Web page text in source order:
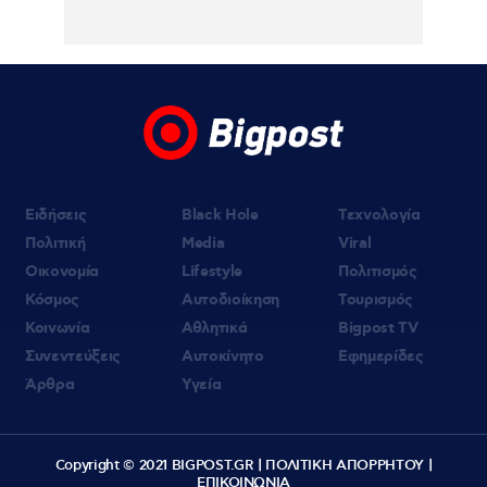
Ειδήσεις
Πολιτική
Οικονομία
Κόσμος
Κοινωνία
Συνεντεύξεις
Άρθρα
Black Hole
Media
Lifestyle
Αυτοδιοίκηση
Αθλητικά
Αυτοκίνητο
Υγεία
Τεχνολογία
Viral
Πολιτισμός
Τουρισμός
Bigpost TV
Εφημερίδες
Copyright © 2021 BIGPOST.GR | ΠΟΛΙΤΙΚΗ ΑΠΟΡΡΗΤΟΥ|
ΕΠΙΚΟΙΝΩΝΙΑ